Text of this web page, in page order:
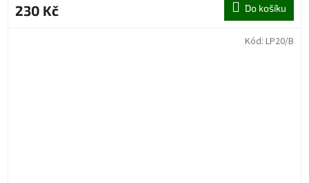
230 Kč Do košíku
Kód: LP20/B